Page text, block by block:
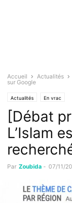
Accueil Actualités
sur Google
Actualités En vrac
[Débat
L’Islam
Par Zoubida - 07/11/